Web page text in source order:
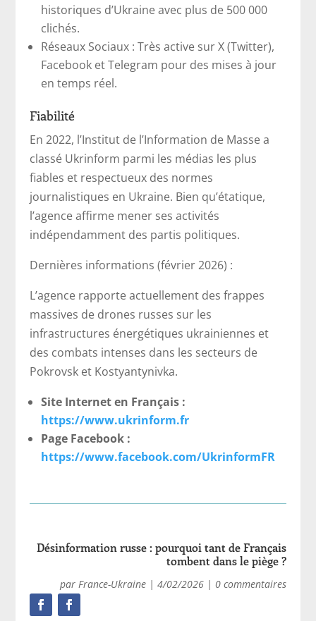
historiques d’Ukraine avec plus de 500 000
clichés.
Réseaux Sociaux : Très active sur X (Twitter),
Facebook et Telegram pour des mises à jour
en temps réel.
Fiabilité
En 2022, l’Institut de l’Information de Masse a
classé Ukrinform parmi les médias les plus
fiables et respectueux des normes
journalistiques en Ukraine. Bien qu’étatique,
l’agence affirme mener ses activités
indépendamment des partis politiques.
Dernières informations (février 2026) :
L’agence rapporte actuellement des frappes
massives de drones russes sur les
infrastructures énergétiques ukrainiennes et
des combats intenses dans les secteurs de
Pokrovsk et Kostyantynivka.
Site Internet en Français :
https://www.ukrinform.fr
Page Facebook :
https://www.facebook.com/UkrinformFR
Désinformation russe : pourquoi tant de Français
tombent dans le piège ?
par France-Ukraine| 4/02/2026| 0 commentaires